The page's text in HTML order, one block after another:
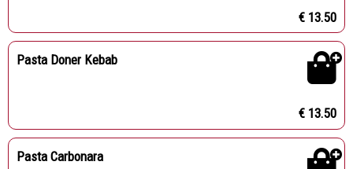
€ 13.50
Pasta Doner Kebab
€ 13.50
Pasta Carbonara